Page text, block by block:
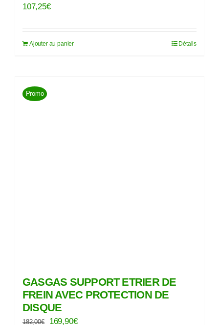
107,25€
Ajouter au panier Détails
Promo
GASGAS SUPPORT ETRIER DE
FREIN AVEC PROTECTION DE
DISQUE
182,00€ Le
169,90€Le